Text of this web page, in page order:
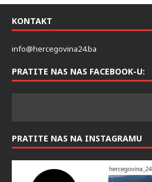
KONTAKT
info@hercegovina24.ba
PRATITE NAS NAS FACEBOOK-U:
PRATITE NAS NA INSTAGRAMU